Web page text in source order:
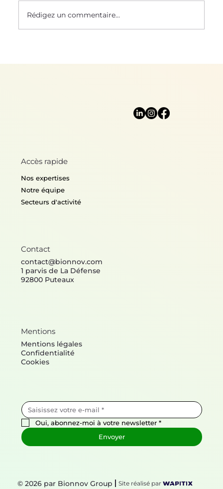
Le Saviez-Vous ? #58
Rédigez un commentaire...
© 2026 par Bionnov Group Site réalisé par
Oui, abonnez-moi à votre newsletter *
Envoyer
Accès rapide
Nos expertises
Notre équipe
Secteurs d'activité
Contact
contact@bionnov.com
1 parvis de La Défense
92800 Puteaux
Mentions
Mentions légales
Confidentialité
Cookies